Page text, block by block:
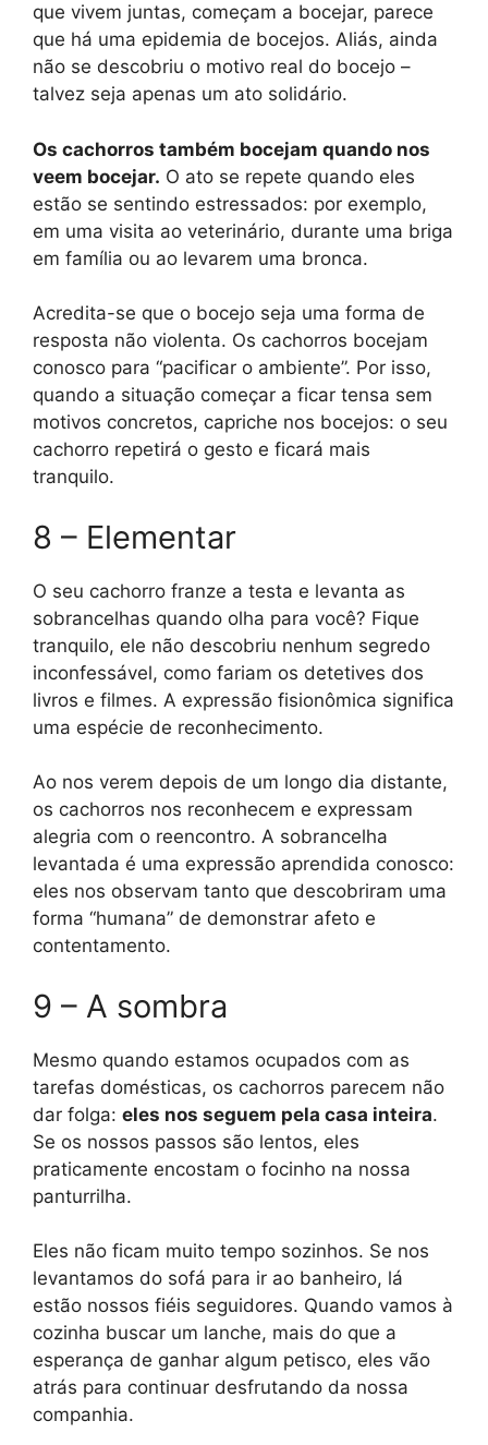
que vivem juntas, começam a bocejar, parece
que há uma epidemia de bocejos. Aliás, ainda
não se descobriu o motivo real do bocejo –
talvez seja apenas um ato solidário.
Os cachorros também bocejam quando nos
veem bocejar. O ato se repete quando eles
estão se sentindo estressados: por exemplo,
em uma visita ao veterinário, durante uma briga
em família ou ao levarem uma bronca.
Acredita-se que o bocejo seja uma forma de
resposta não violenta. Os cachorros bocejam
conosco para “pacificar o ambiente”. Por isso,
quando a situação começar a ficar tensa sem
motivos concretos, capriche nos bocejos: o seu
cachorro repetirá o gesto e ficará mais
tranquilo.
8 – Elementar
O seu cachorro franze a testa e levanta as
sobrancelhas quando olha para você? Fique
tranquilo, ele não descobriu nenhum segredo
inconfessável, como fariam os detetives dos
livros e filmes. A expressão fisionômica significa
uma espécie de reconhecimento.
Ao nos verem depois de um longo dia distante,
os cachorros nos reconhecem e expressam
alegria com o reencontro. A sobrancelha
levantada é uma expressão aprendida conosco:
eles nos observam tanto que descobriram uma
forma “humana” de demonstrar afeto e
contentamento.
9 – A sombra
Mesmo quando estamos ocupados com as
tarefas domésticas, os cachorros parecem não
dar folga: eles nos seguem pela casa inteira.
Se os nossos passos são lentos, eles
praticamente encostam o focinho na nossa
panturrilha.
Eles não ficam muito tempo sozinhos. Se nos
levantamos do sofá para ir ao banheiro, lá
estão nossos fiéis seguidores. Quando vamos à
cozinha buscar um lanche, mais do que a
esperança de ganhar algum petisco, eles vão
atrás para continuar desfrutando da nossa
companhia.